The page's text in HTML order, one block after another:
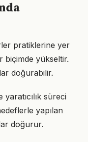
pratiklerine yer
biçimde yükseltir.
doğurabilir.
süreci
yapılan
doğurur.